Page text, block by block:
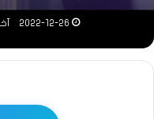
2022-12-26